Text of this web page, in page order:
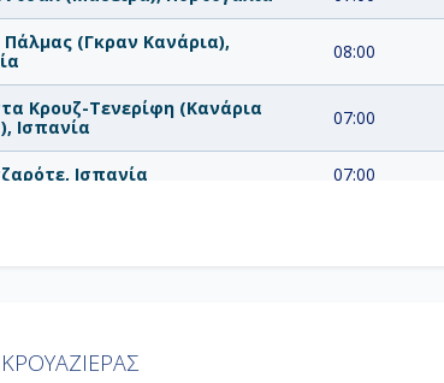
Πάλμας (Γκραν Κανάρια),
08:00
Κρουζ-Τενερίφη (Κανάρια
Ισπανία
07:00
Ισπανία 07:00